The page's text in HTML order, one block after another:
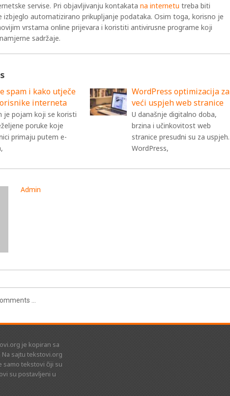
servise. Pri objavljivanju kontakatana internetu treba biti
izbjeglo automatizirano prikupljanje podataka. Osim toga, korisno je
vrstama online prijevara i koristiti antivirusne programe koji
sadržaje.
spam i kako utječe
interneta
je pojam koji se koristi
poruke koje
primaju putem e-
WordPress optimizacija za
veći uspjeh web stranice
U današnje digitalno doba,
brzina i učinkovitost web
stranice presudni su za uspjeh.
WordPress,
Admin
...
je kopiran sa
sajtu tekstovi.org
samo tekstovi čiji su
su postavljeni u